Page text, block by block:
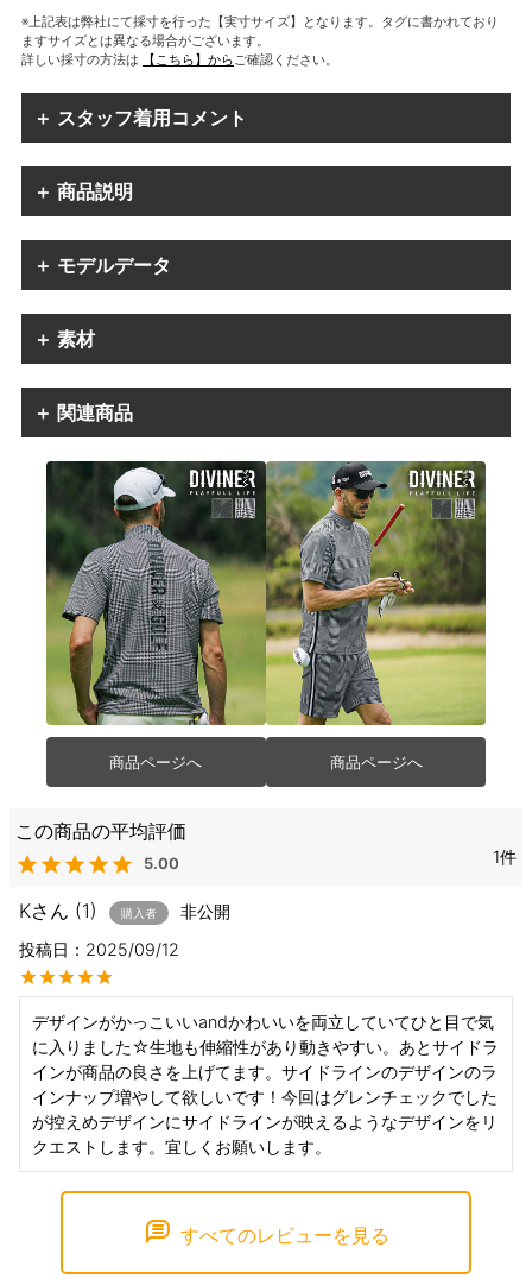
※上記表は弊社にて採寸を行った【実寸サイズ】となります。タグに書かれており
ますサイズとは異なる場合がございます。
詳しい採寸の方法は
【こちら】からご確認ください。
＋ スタッフ着用コメント
＋ 商品説明
＋ モデルデータ
＋ 素材
＋ 関連商品
商品ページへ 商品ページへ
5.00 1
K 1 購入者
非公開
投稿日
2025/09/12
デザインがかっこいいandかわいいを両立していてひと目で気
に入りました☆生地も伸縮性があり動きやすい。あとサイドラ
インが商品の良さを上げてます。サイドラインのデザインのラ
インナップ増やして欲しいです！今回はグレンチェックでした
が控えめデザインにサイドラインが映えるようなデザインをリ
クエストします。宜しくお願いします。
すべてのレビューを見る